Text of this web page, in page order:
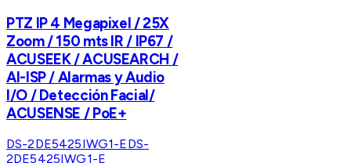
PTZ IP 4 Megapixel / 25X
Zoom / 150 mts IR / IP67 /
ACUSEEK / ACUSEARCH /
AI-ISP / Alarmas y Audio
I/O / Detección Facial/
ACUSENSE / PoE+
DS-2DE5425IWG1-EDS-
2DE5425IWG1-E